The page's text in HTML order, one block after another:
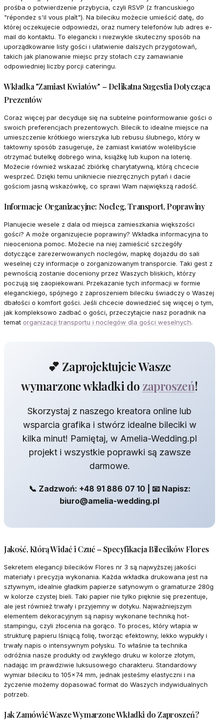
prośba o potwierdzenie przybycia, czyli RSVP (z francuskiego
"répondez s'il vous plaît"). Na bileciku możecie umieścić datę, do
której oczekujecie odpowiedzi, oraz numery telefonów lub adres e-
mail do kontaktu. To elegancki i niezwykle skuteczny sposób na
uporządkowanie listy gości i ułatwienie dalszych przygotowań,
takich jak planowanie miejsc przy stołach czy zamawianie
odpowiedniej liczby porcji cateringu.
Wkładka "Zamiast Kwiatów" – Delikatna Sugestia Dotycząca
Prezentów
Coraz więcej par decyduje się na subtelne poinformowanie gości o
swoich preferencjach prezentowych. Bilecik to idealne miejsce na
umieszczenie krótkiego wierszyka lub rebusu ślubnego, który w
taktowny sposób zasugeruje, że zamiast kwiatów wolelibyście
otrzymać butelkę dobrego wina, książkę lub kupon na loterię.
Możecie również wskazać zbiórkę charytatywną, którą chcecie
wesprzeć. Dzięki temu unikniecie niezręcznych pytań i dacie
gościom jasną wskazówkę, co sprawi Wam największą radość.
Informacje Organizacyjne: Nocleg, Transport, Poprawiny
Planujecie wesele z dala od miejsca zamieszkania większości
gości? A może organizujecie poprawiny? Wkładka informacyjna to
nieoceniona pomoc. Możecie na niej zamieścić szczegóły
dotyczące zarezerwowanych noclegów, mapkę dojazdu do sali
weselnej czy informacje o zorganizowanym transporcie. Taki gest z
pewnością zostanie doceniony przez Waszych bliskich, którzy
poczują się zaopiekowani. Przekazanie tych informacji w formie
eleganckiego, spójnego z zaproszeniem bileciku świadczy o Waszej
dbałości o komfort gości. Jeśli chcecie dowiedzieć się więcej o tym,
jak kompleksowo zadbać o gości, przeczytajcie nasz poradnik na
temat organizacji transportu i noclegów dla gości weselnych.
💕 Zaprojektujcie Wasze
wymarzone wkładki dozaproszeń!
Skorzystaj z naszego kreatora online lub
wsparcia grafika i stwórz idealne bileciki w
kilka minut! Pamiętaj, w Amelia-Wedding.pl
projekt i wszystkie poprawki są zawsze
darmowe.
📞 Zadzwoń: +48 91 886 07 10 | 📧 Napisz:
biuro@amelia-wedding.pl
Jakość, Którą Widać i Czuć – Specyfikacja Bilecików Flores
Sekretem elegancji bilecików Flores nr 3 są najwyższej jakości
materiały i precyzja wykonania. Każda wkładka drukowana jest na
sztywnym, idealnie gładkim papierze satynowym o gramaturze 280g
w kolorze czystej bieli. Taki papier nie tylko pięknie się prezentuje,
ale jest również trwały i przyjemny w dotyku. Najważniejszym
elementem dekoracyjnym są napisy wykonane techniką hot-
stampingu, czyli złocenia na gorąco. To proces, który wtapia w
strukturę papieru lśniącą folię, tworząc efektowny, lekko wypukły i
trwały napis o intensywnym połysku. To właśnie ta technika
odróżnia nasze produkty od zwykłego druku w kolorze złotym,
nadając im prawdziwie luksusowego charakteru. Standardowy
wymiar bileciku to 105x74 mm, jednak jesteśmy elastyczni i na
życzenie możemy dopasować format do Waszych indywidualnych
potrzeb.
Jak Zamówić Wasze Wymarzone Wkładki do Zaproszeń?